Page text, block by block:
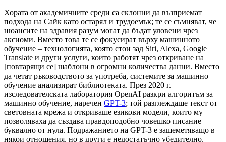
Хората от академичните среди са склонни да възприемат
подхода на Сайк като остарял и трудоемък; те се съмняват, че
нюансите на здравия разум могат да бъдат уловени чрез
аксиоми. Вместо това те се фокусират върху машинното
обучение – технологията, която стои зад Siri, Alexa, Google
Translate и други услуги, които работят чрез откриване на
[повтарящи се] шаблони в огромни количества данни. Вместо
да четат ръководството за употреба, системите за машинно
обучение анализират библиотеката. През 2020 г.
изследователската лаборатория OpenAI разкри алгоритъм за
машинно обучение, наречен GPT-3; той разглеждаше текст от
световната мрежа и откриваше езикови модели, които му
позволяваха да създава правдоподобно човешко писание
буквално от нула. Подражанието на GPT-3 е зашеметяващо в
някои отношения, но в други е недостатъчно убедително.